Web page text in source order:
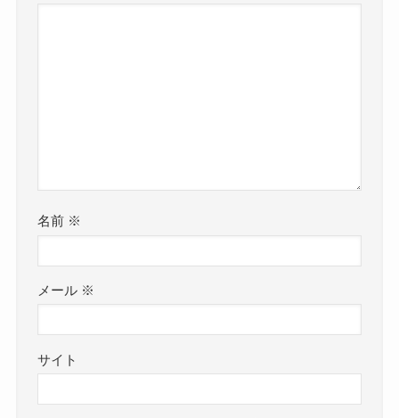
名前 ※
メール ※
サイト